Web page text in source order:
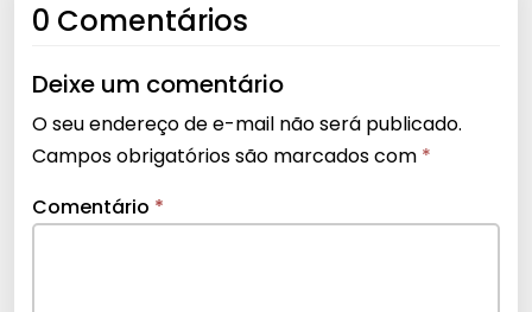
0 Comentários
Deixe um comentário
O seu endereço de e-mail não será publicado.
Campos obrigatórios são marcados com *
Comentário *